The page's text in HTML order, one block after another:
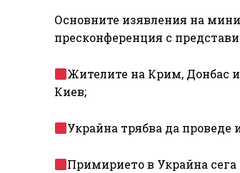
Основните изявления на
пресконференция с
Жителите на Крим, Донбас
Киев;
Украйна трябва да проведе
Примирието в Украйна